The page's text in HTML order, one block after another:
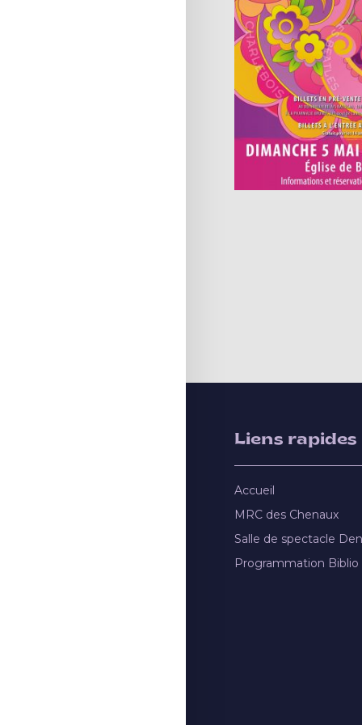
Liens rapides
Accueil
MRC des Chenaux
Salle de spectacle
Programmation Biblio